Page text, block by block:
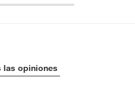
las opiniones